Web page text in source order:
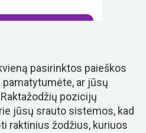
pasirinktos paieškos
ar jūsų
pozicijų
jūsų srauto sistemos, kad
raktinius žodžius, kuriuos